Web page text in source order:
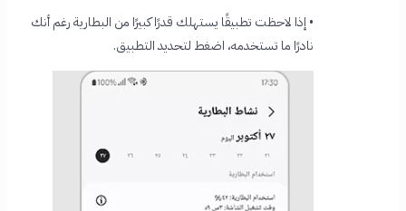
• إذا لاحظت تطبيقًا يستهلك قدرًا كبيرًا من البطارية رغم أنك
نادرًا ما تستخدمه، اضغط لتحديد التطبيق.